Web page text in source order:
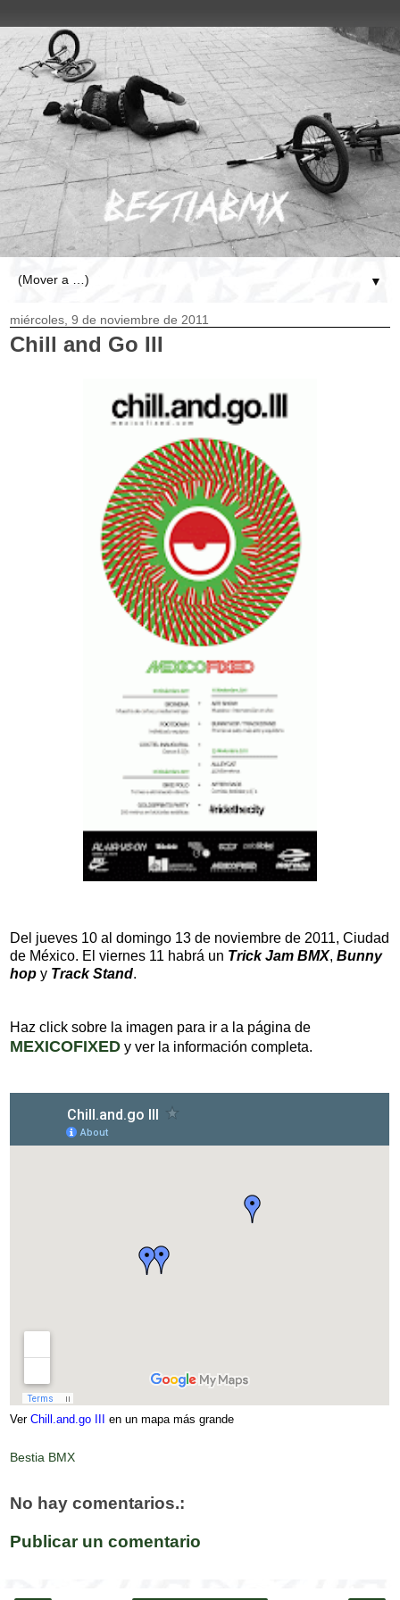
▼
miércoles, 9 de noviembre de 2011
Chill and Go III
Del jueves 10 al domingo 13 de noviembre de 2011, Ciudad
de México. El viernes 11 habrá un Trick Jam BMX, Bunny
hop y Track Stand.
Haz click sobre la imagen para ir a la página de
MEXICOFIXED y ver la información completa.
Ver Chill.and.go III en un mapa más grande
Bestia BMX
No hay comentarios.:
Publicar un comentario